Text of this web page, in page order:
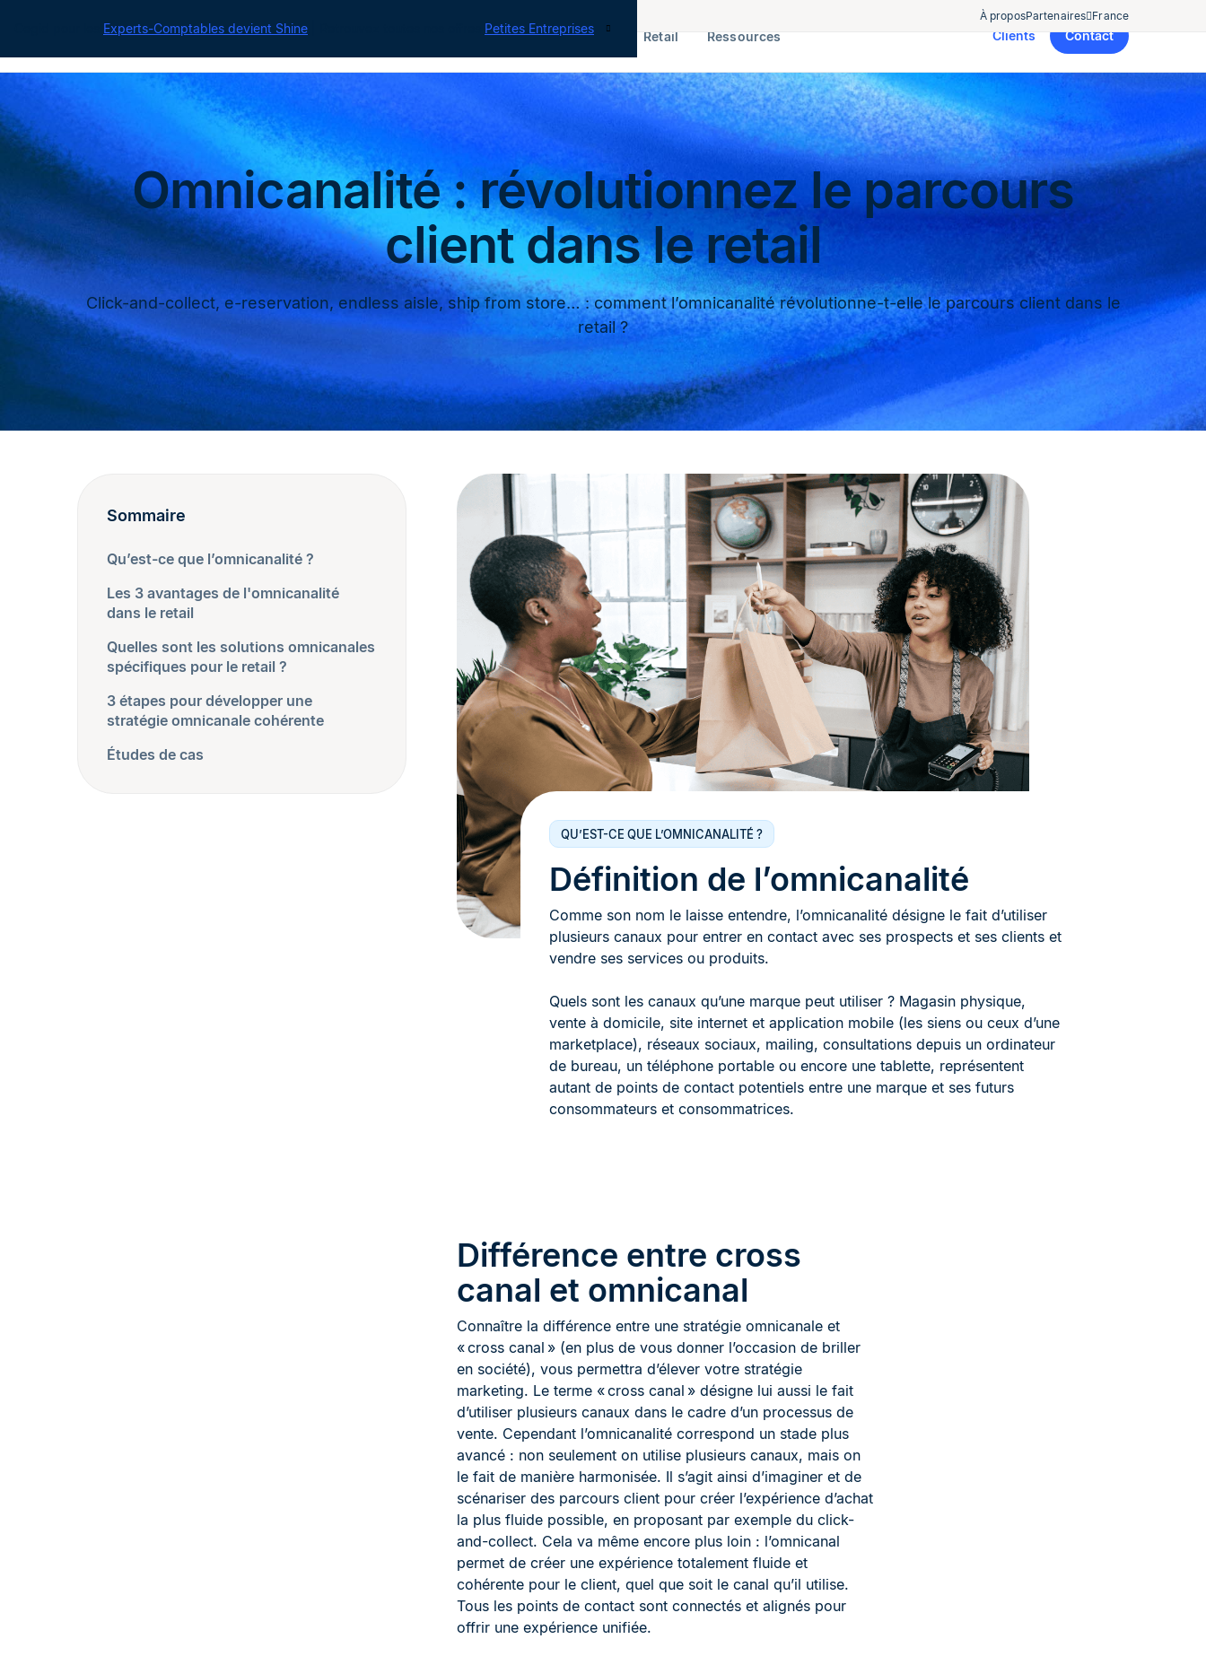
Experts-Comptables devient Shine Petites Entreprises
À proposPartenaires France
ERP Finance Retail Ressources Clients Contact
Omnicanalité : révolutionnez le parcours
client dans le retail
Click-and-collect, e-reservation, endless aisle, ship from store… : comment l’omnicanalité révolutionne-t-elle le parcours client dans le
retail ?
Sommaire
Qu’est-ce que l’omnicanalité ?
Les 3 avantages de l'omnicanalité
dans le retail
Quelles sont les solutions omnicanales
spécifiques pour le retail ?
3 étapes pour développer une
stratégie omnicanale cohérente
Études de cas
QU’EST-CE QUE L’OMNICANALITÉ ?
Définition de l’omnicanalité
Comme son nom le laisse entendre, l’omnicanalité désigne le fait d’utiliser
plusieurs canaux pour entrer en contact avec ses prospects et ses clients et
vendre ses services ou produits.
Quels sont les canaux qu’une marque peut utiliser ? Magasin physique,
vente à domicile, site internet et application mobile (les siens ou ceux d’une
marketplace), réseaux sociaux, mailing, consultations depuis un ordinateur
de bureau, un téléphone portable ou encore une tablette, représentent
autant de points de contact potentiels entre une marque et ses futurs
consommateurs et consommatrices.
Différence entre cross
canal et omnicanal
Connaître la différence entre une stratégie omnicanale et
« cross canal » (en plus de vous donner l’occasion de briller
en société), vous permettra d’élever votre stratégie
marketing. Le terme « cross canal » désigne lui aussi le fait
d’utiliser plusieurs canaux dans le cadre d’un processus de
vente. Cependant l’omnicanalité correspond un stade plus
avancé : non seulement on utilise plusieurs canaux, mais on
le fait de manière harmonisée. Il s’agit ainsi d’imaginer et de
scénariser des parcours client pour créer l’expérience d’achat
la plus fluide possible, en proposant par exemple du click-
and-collect. Cela va même encore plus loin : l’omnicanal
permet de créer une expérience totalement fluide et
cohérente pour le client, quel que soit le canal qu’il utilise.
Tous les points de contact sont connectés et alignés pour
offrir une expérience unifiée.